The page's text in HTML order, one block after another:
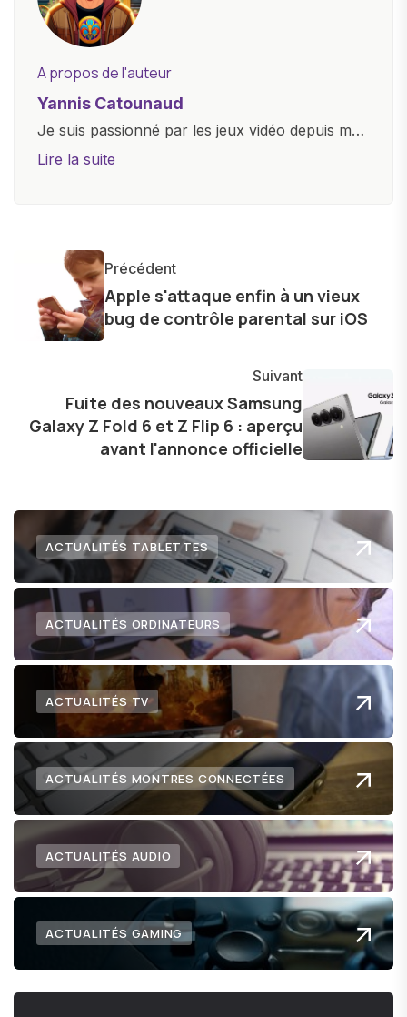
A propos de l'auteur
Yannis Catounaud
Je suis passionné par les jeux vidéo depuis mon
plus jeune âge. Mon amour pour l'univers
et bien d'autres gadgets technologiques. Armé
d'une curiosité insatiable, j'aime dévoiler les
dernières tendances et innovations, partageant
avec enthousiasme mes découvertes avec la
l'exploration constante des frontières de la
technologie me permet de présenter aux
lecteurs un aperçu captivant de ce que le futur
Lire la suite
Précédent
Apple s'attaque enfin à un vieux
bug de contrôle parental sur iOS
Suivant
Fuite des nouveaux Samsung
Galaxy Z Fold 6 et Z Flip 6 : aperçu
avant l'annonce officielle
ACTUALITÉS TABLETTES
ACTUALITÉS ORDINATEURS
ACTUALITÉS TV
ACTUALITÉS MONTRES CONNECTÉES
ACTUALITÉS AUDIO
ACTUALITÉS GAMING